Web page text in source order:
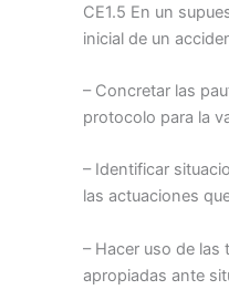
CE1.5 En un
inicial de un
– Concretar las
protocolo para la
– Identificar
las actuaciones
– Hacer uso de las
apropiadas ante